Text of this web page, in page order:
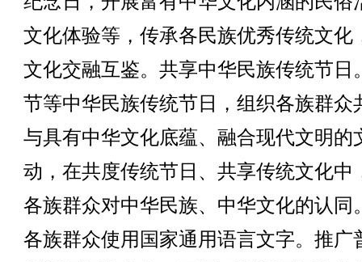
文化体验等，传承各民族优秀传统文化
文化交融互鉴。共享中华民族传统节日
节等中华民族传统节日，组织各族群众
与具有中华文化底蕴、融合现代文明的
动，在共度传统节日、共享传统文化中
各族群众对中华民族、中华文化的认同
各族群众使用国家通用语言文字。推广